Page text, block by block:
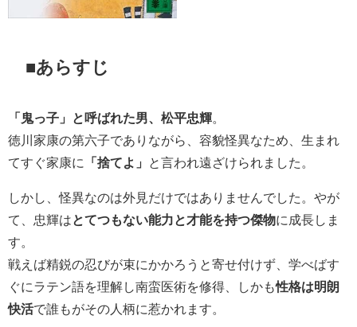
■あらすじ
「鬼っ子」と呼ばれた男、松平忠輝。
徳川家康の第六子でありながら、容貌怪異なため、生まれ
てすぐ家康に
「捨てよ」 と言われ遠ざけられました。
しかし、怪異なのは外見だけではありませんでした。やが
て、忠輝はとてつもない能力と才能を持つ傑物に成長しま
す。
戦えば精鋭の忍びが束にかかろうと寄せ付けず、学べばす
ぐにラテン語を理解し南蛮医術を修得、しかも性格は明朗
快活で誰もがその人柄に惹かれます。